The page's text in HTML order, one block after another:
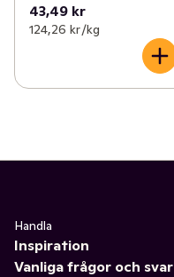
43,49 kr
124,26 kr /kg
Handla
Inspiration
Vanliga frågor och svar